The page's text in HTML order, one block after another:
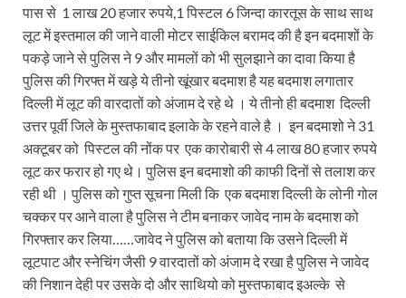
पास से 1 लाख 20 हजार रुपये,1 पिस्टल 6 जिन्दा कारतूस के साथ साथ
लूट में इस्तमाल की जाने वाली मोटर साईकिल बरामद की है इन बदमाशों के
पकड़े जाने से पुलिस ने 9 और मामलों को भी सुलझाने का दावा किया है
पुलिस की गिरफ्त में खड़े ये तीनो खूंखार बदमाश है यह बदमाश लगातार
दिल्ली में लूट की वारदातों को अंजाम दे रहे थे । ये तीनो ही बदमाश दिल्ली
उत्तर पूर्वी जिले के मुस्तफाबाद इलाके के रहने वाले है । इन बदमाशो ने 31
अक्टूबर को पिस्टल की नोंक पर एक कारोबारी से 4 लाख 80 हजार रुपये
लूट कर फरार हो गए थे। पुलिस इन बदमाशो की काफी दिनों से तलाश कर
रही थी । पुलिस को गुप्त सूचना मिली कि एक बदमाश दिल्ली के लोनी गोल
चक्कर पर आने वाला है पुलिस ने टीम बनाकर जावेद नाम के बदमाश को
गिरफ्तार कर लिया……जावेद ने पुलिस को बताया कि उसने दिल्ली में
लूटपाट और स्नेचिंग जैसी 9 वारदातों को अंजाम दे रखा है पुलिस ने जावेद
की निशान देही पर उसके दो और साथियो को मुस्तफाबाद इअल्के से